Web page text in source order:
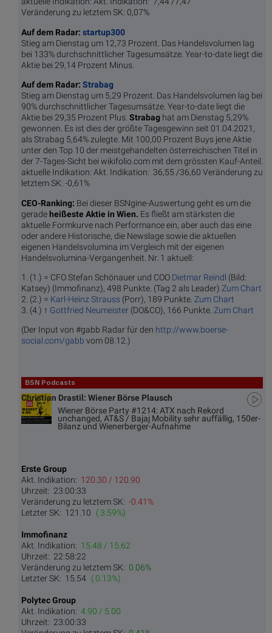
Veränderung zu letztem SK: 0,07%
Auf dem Radar: startup300
Stieg am Dienstag um 12,73 Prozent. Das Handelsvolumen lag
bei 133% durchschnittlicher Tagesumsätze. Year-to-date liegt die
Aktie bei 29,14 Prozent Minus.
Auf dem Radar: Strabag
Stieg am Dienstag um 5,29 Prozent. Das Handelsvolumen lag bei
90% durchschnittlicher Tagesumsätze. Year-to-date liegt die
Aktie bei 29,35 Prozent Plus. Strabag hat am Dienstag 5,29%
gewonnen. Es ist dies der größte Tagesgewinn seit 01.04.2021,
als Strabag 5,64% zulegte. Mit 100,00 Prozent Buys jene Aktie
unter den Top 10 der meistgehandelten österreichischen Titel in
der 7-Tages-Sicht bei wikifolio.com mit dem grössten Kauf-Anteil.
aktuelle Indikation: Akt. Indikation: 36,55 /36,60 Veränderung zu
letztem SK: -0,61%
CEO-Ranking: Bei dieser BSNgine-Auswertung geht es um die
geradeheißeste Aktie in Wien. Es fließt am stärksten die
aktuelle Formkurve nach Performance ein, aber auch das eine
oder andere Historische, die Newslage sowie die aktuellen
eigenen Handelsvolumina im Vergleich mit der eigenen
Handelsvolumina-Vergangenheit. Nr. 1 aktuell:
1. (1.) = CFO Stefan Schönauer und COO Dietmar Reindl (Bild:
Katsey) (Immofinanz), 498 Punkte. (Tag 2 als Leader) Zum Chart
2. (2.) = Karl-Heinz Strauss (Porr), 189 Punkte. Zum Chart
3. (4.) ↑ Gottfried Neumeister (DO&CO), 166 Punkte. Zum Chart
(Der Input von #gabb Radar für den http://www.boerse-
social.com/gabb vom 08.12.)
BSN Podcasts
Christian Drastil: Wiener Börse Plausch
Wiener Börse Party #1214: ATX nach Rekord
unchanged, AT&S / Bajaj Mobility sehr auffällig, 150er-
Bilanz und Wienerberger-Aufnahme
Erste Group
Akt. Indikation: 120.30 / 120.90
Uhrzeit: 23:00:33
Veränderung zu letztem SK: -0.41%
Letzter SK: 121.10 ( 3.59%)
Immofinanz
Akt. Indikation: 15.48 / 15.62
Uhrzeit: 22:58:22
Veränderung zu letztem SK: 0.06%
Letzter SK: 15.54 ( 0.13%)
Polytec Group
Akt. Indikation: 4.90 / 5.00
Uhrzeit: 23:00:33